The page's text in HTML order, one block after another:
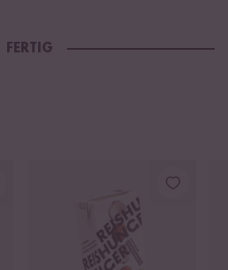
FERTIG